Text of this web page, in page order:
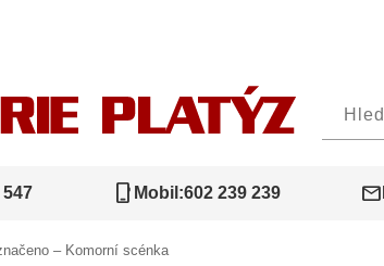
547 phone_iphone Mobil:602 239 239 mail
– Komorní scénka